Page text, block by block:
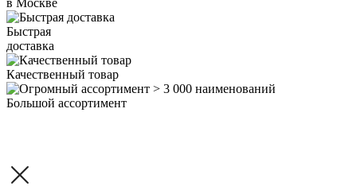
Быстрая
доставка
Качественный товар
Большой ассортимент